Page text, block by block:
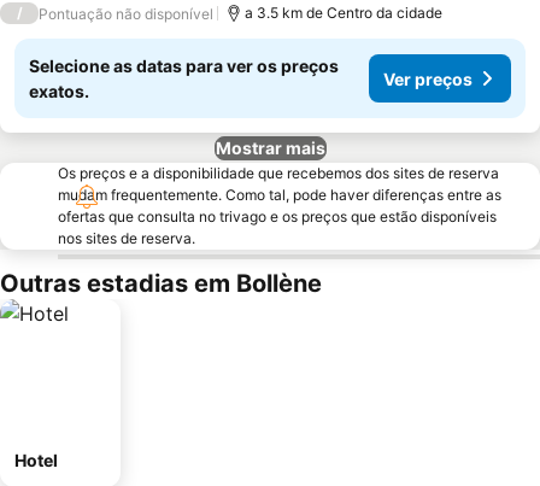
/ Pontuação não disponível a 3.5 km de Centro da cidade
Selecione as datas para ver os preços
exatos.
Ver preços
Mostrar mais
Os preços e a disponibilidade que recebemos dos sites de reserva
mudam frequentemente. Como tal, pode haver diferenças entre as
ofertas que consulta no trivago e os preços que estão disponíveis
nos sites de reserva.
Outras estadias em Bollène
Hotel